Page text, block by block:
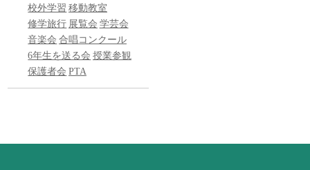
校外学習 移動教室
修学旅行 展覧会 学芸会
音楽会 合唱コンクール
6年生を送る会 授業参観
保護者会 PTA